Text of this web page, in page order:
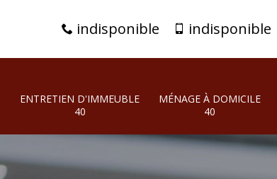
indisponible indisponible
ENTRETIEN D'IMMEUBLE
40
MÉNAGE À DOMICILE
40